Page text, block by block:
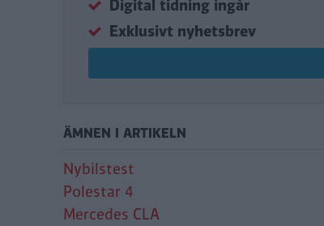
Digital tidning ingår
Exklusivt nyhetsbrev
ÄMNEN I ARTIKELN
Nybilstest
Polestar 4
Mercedes CLA